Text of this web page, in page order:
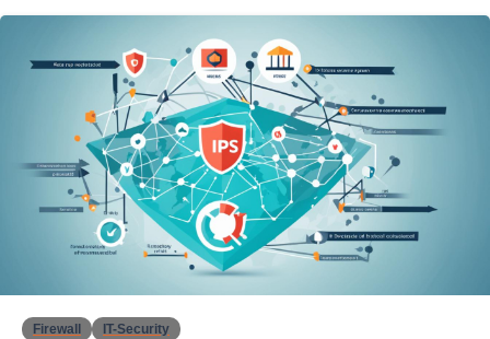
Firewall IT-Security